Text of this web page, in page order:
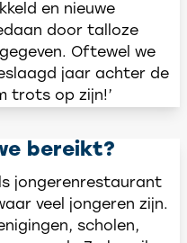
en nieuwe
door talloze
Oftewel we
jaar achter de
trots op zijn!’
bereikt?
jongerenrestaurant
veel jongeren zijn.
scholen,